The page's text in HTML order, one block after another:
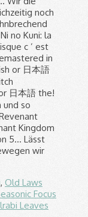
, Old Laws
Focus
Leaves